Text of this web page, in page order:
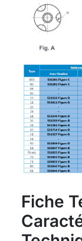
Fiche